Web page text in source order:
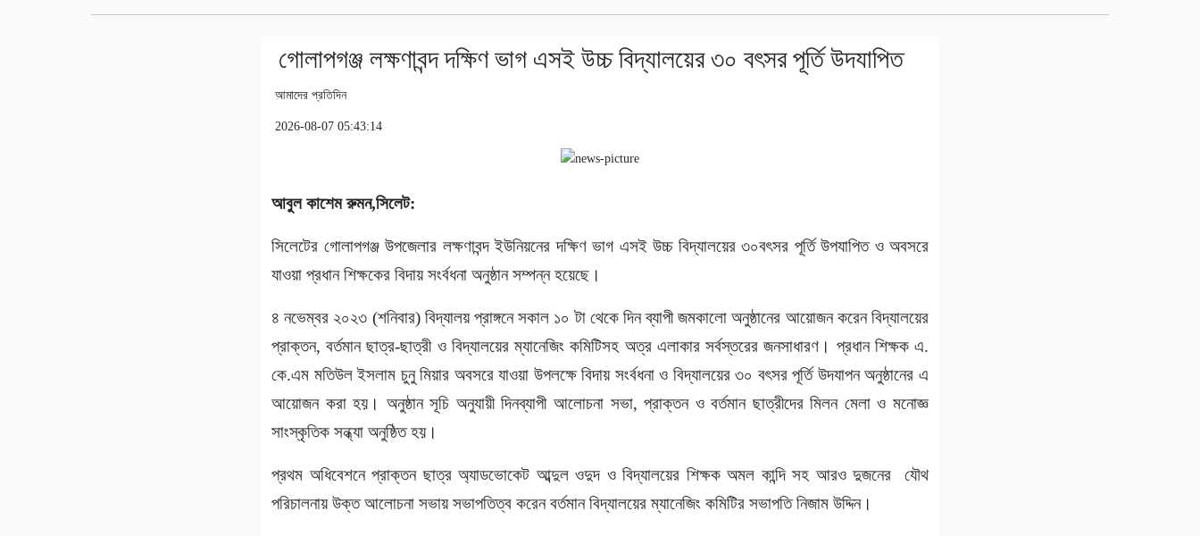
গোলাপগঞ্জ লক্ষণাবন্দ দক্ষিণ ভাগ এসই উচ্চ বিদ্যালয়ের ৩০ বৎসর পূর্তি উদযাপিত
আমাদের প্রতিদিন
2026-08-07 05:43:14
আবুল কাশেম রুমন,সিলেট:
সিলেটের গোলাপগঞ্জ উপজেলার লক্ষণাবন্দ ইউনিয়নের দক্ষিণ ভাগ এসই উচ্চ বিদ্যালয়ের ৩০বৎসর পূর্তি উপযাপিত ও অবসরে
যাওয়া প্রধান শিক্ষকের বিদায় সংর্বধনা অনুষ্ঠান সম্পন্ন হয়েছে।
৪ নভেম্বর ২০২৩ (শনিবার) বিদ্যালয় প্রাঙ্গনে সকাল ১০ টা থেকে দিন ব্যাপী জমকালো অনুষ্ঠানের আয়োজন করেন বিদ্যালয়ের
প্রাক্তন, বর্তমান ছাত্র-ছাত্রী ও বিদ্যালয়ের ম্যানেজিং কমিটিসহ অত্র এলাকার সর্বস্তরের জনসাধারণ। প্রধান শিক্ষক এ.
কে.এম মতিউল ইসলাম চুনু মিয়ার অবসরে যাওয়া উপলক্ষে বিদায় সংর্বধনা ও বিদ্যালয়ের ৩০ বৎসর পূর্তি উদযাপন অনুষ্ঠানের এ
আয়োজন করা হয়। অনুষ্ঠান সূচি অনুযায়ী দিনব্যাপী আলোচনা সভা, প্রাক্তন ও বর্তমান ছাত্রীদের মিলন মেলা ও মনোজ্ঞ
সাংস্কৃতিক সন্ধ্যা অনুষ্ঠিত হয়।
প্রথম অধিবেশনে প্রাক্তন ছাত্র অ্যাডভোকেট আব্দুল ওদুদ ও বিদ্যালয়ের শিক্ষক অমল কান্দি সহ আরও দুজনের যৌথ
পরিচালনায় উক্ত আলোচনা সভায় সভাপতিত্ব করেন বর্তমান বিদ্যালয়ের ম্যানেজিং কমিটির সভাপতি নিজাম উদ্দিন।